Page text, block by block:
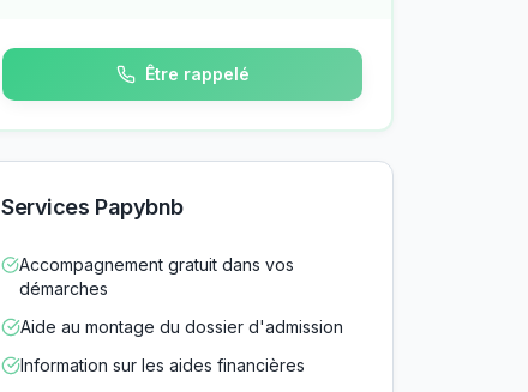
Être rappelé
Services Papybnb
Accompagnement gratuit dans vos
démarches
Aide au montage du dossier d'admission
Information sur les aides financières